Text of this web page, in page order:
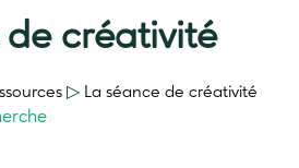
de créativité
▷ La séance de créativité